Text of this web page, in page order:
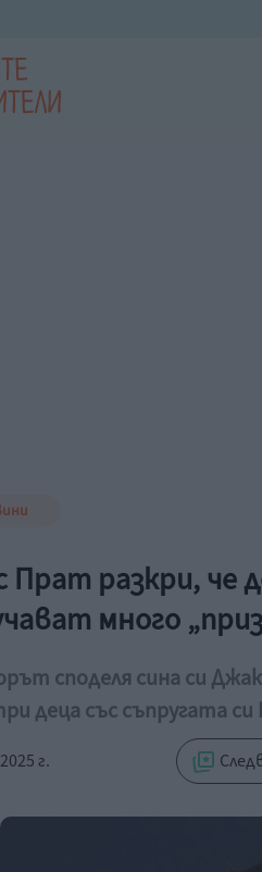
Прат разкри, че
много
споделя сина си
деца със съпругата
г.